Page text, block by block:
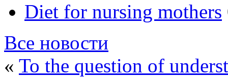
Diet for nursing mothers
Все новости
« To the question of